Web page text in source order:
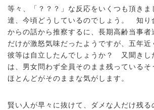
等々、「？？？」な反応をいくつも頂きま
達、今頃どうしているのでしょう。 知り
からの話から推察するに、長期高齢当事者
だけが激怒気味だったようですが、五年近
彼等は自立したんでしょうか？ 又聞きし
は、男女問わず全員そのまま残っている
ほとんどがそのままな気がします。
賢い人が早々に抜けて、ダメな人だけ残る